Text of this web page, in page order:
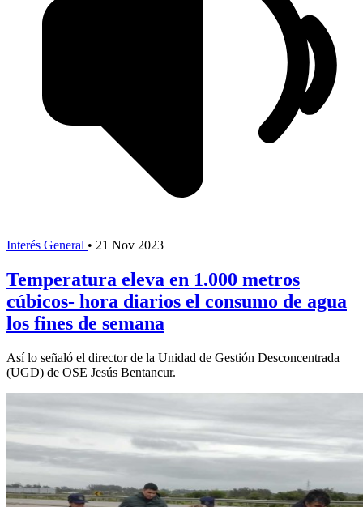
Interés General • 21 Nov 2023
Temperatura eleva en 1.000 metros
cúbicos- hora diarios el consumo de agua
los fines de semana
Así lo señaló el director de la Unidad de Gestión Desconcentrada
(UGD) de OSE Jesús Bentancur.